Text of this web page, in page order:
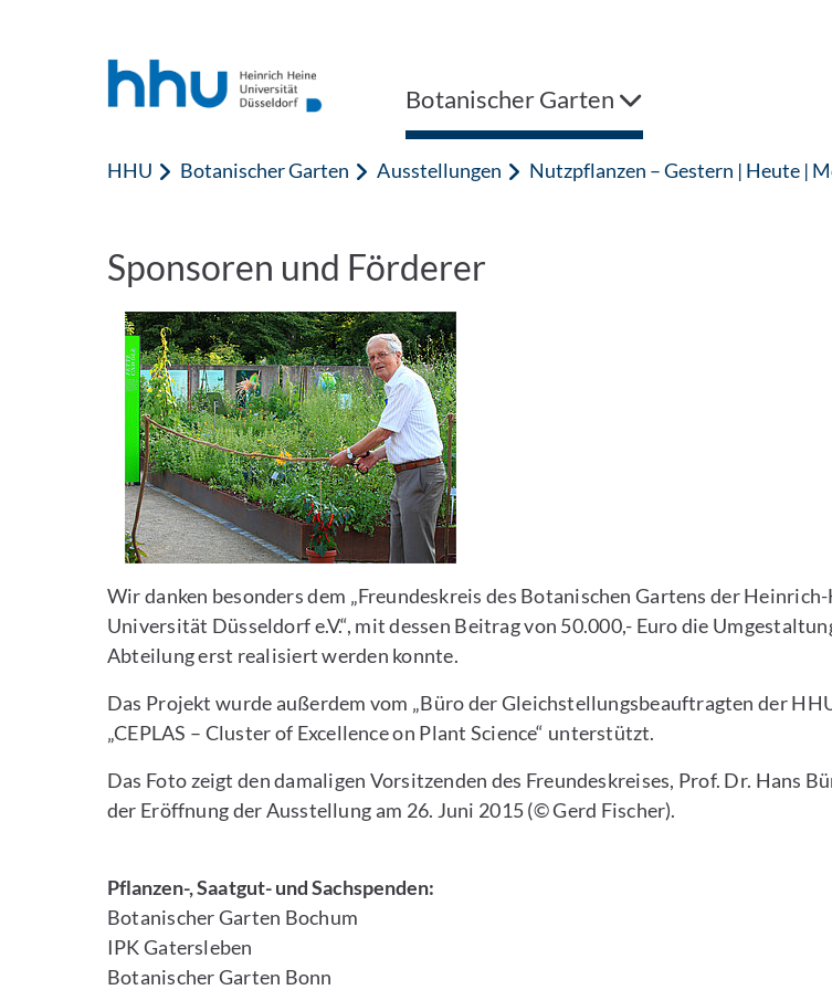
Botanischer Garten
HHU Botanischer Garten Ausstellungen Nutzpflanzen – Gestern | Heute |
Sponsoren und Förderer
Wir danken besonders dem „Freundeskreis des Botanischen Gartens der
Universität Düsseldorf e.V.“, mit dessen Beitrag von 50.000,- Euro die
Abteilung erst realisiert werden konnte.
Das Projekt wurde außerdem vom „Büro der Gleichstellungsbeauftragten der
„CEPLAS – Cluster of Excellence on Plant Science“ unterstützt.
Das Foto zeigt den damaligen Vorsitzenden des Freundeskreises, Prof. Dr. Hans
der Eröffnung der Ausstellung am 26. Juni 2015 (© Gerd Fischer).
Pflanzen-, Saatgut- und Sachspenden:
Botanischer Garten Bochum
IPK Gatersleben
Botanischer Garten Bonn